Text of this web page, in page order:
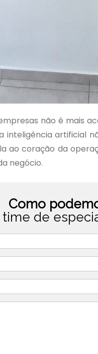
não é mais
inteligência artificial
ao coração da
negócio.
Como
time de